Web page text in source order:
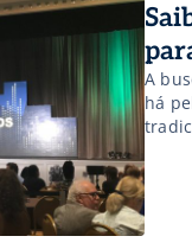
A
há